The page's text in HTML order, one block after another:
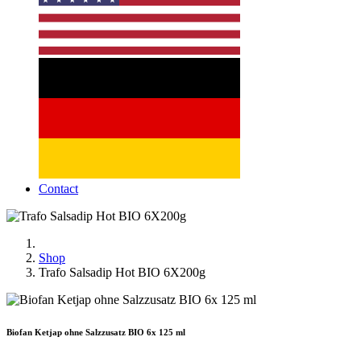
Contact
Shop
Trafo Salsadip Hot BIO 6X200g
Biofan Ketjap ohne Salzzusatz BIO 6x 125 ml